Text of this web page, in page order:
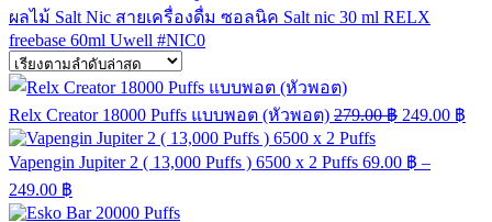
ผลไม้ Salt Nic สายเครื่องดื่ม ซอลนิค Salt nic 30 ml RELX
freebase 60ml Uwell #NIC0
Relx Creator 18000 Puffs แบบพอต (หัวพอต) 279.00฿ 249.00 ฿
Vapengin Jupiter 2 ( 13,000 Puffs ) 6500 x 2 Puffs 69.00 ฿ –
249.00 ฿